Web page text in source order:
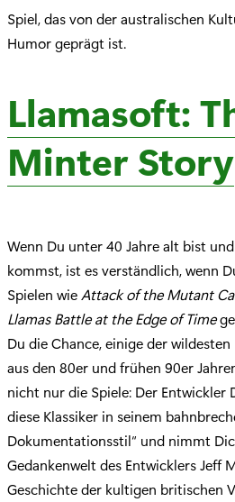
Spiel, das von der australischen
Humor geprägt ist.
Llamasoft:
Minter Story
Wenn Du unter 40 Jahre alt bist
kommst, ist es verständlich, wenn
Spielen wieAttack of the Mutant
Llamas Battle at the Edge of Time
Du die Chance, einige der
aus den 80er und frühen 90er
nicht nur die Spiele: Der Entwickler
diese Klassiker in seinem
Dokumentationsstil“ und nimmt
Gedankenwelt des Entwicklers Jeff
Geschichte der kultigen britischen